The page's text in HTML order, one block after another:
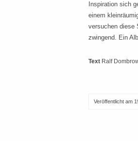
Inspiration sich
einem
versuchen diese
zwingend. Ein
Text Ralf
Veröffentlicht am